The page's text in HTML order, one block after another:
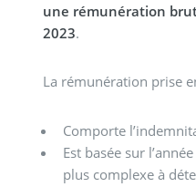
une rémunération
2023.
La rémunération prise
Comporte
Est basée sur
plus complexe à